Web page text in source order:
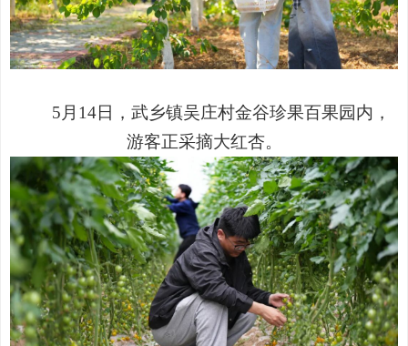
5月 14日，武乡镇吴庄村金谷珍果百果园内，
游客正采摘大红杏。